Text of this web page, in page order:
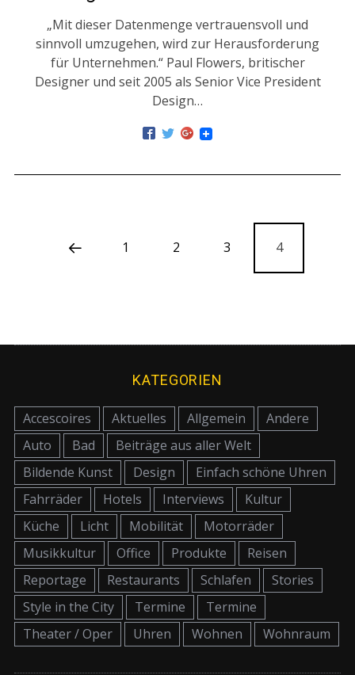
„Mit dieser Datenmenge vertrauensvoll und
sinnvoll umzugehen, wird zur Herausforderung
für Unternehmen.“ Paul Flowers, britischer
Designer und seit 2005 als Senior Vice President
Design…
1 2 3 4
KATEGORIEN
Accescoires Aktuelles Allgemein
Andere
Auto
Bad
Beiträge aus aller Welt
Bildende Kunst
Design
Einfach schöne Uhren
Fahrräder
Hotels Interviews
Kultur
Küche
Licht Mobilität
Motorräder
Musikkultur
Office Produkte
Reisen
Reportage
Restaurants Schlafen
Stories
Style in the City
Termine
Termine
Theater / Oper
Uhren Wohnen Wohnraum